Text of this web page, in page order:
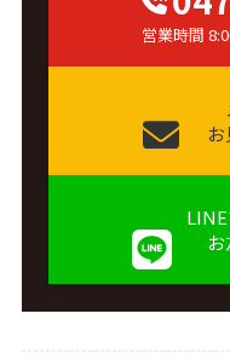
営業時間